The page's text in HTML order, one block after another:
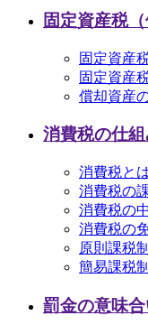
固定資産税（
固定資産
固定資産
償却資産
消費税の仕
消費税と
消費税の
消費税の
消費税の
原則課税
簡易課税
罰金の意味